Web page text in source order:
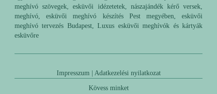
meghívó szövegek, esküvői idézetetek, nászajándék kérő versek,
meghívó, esküvői meghívó készítés Pest megyében, esküvői
meghívó tervezés Budapest, Luxus esküvői meghívók és kártyák
esküvőre
Impresszum Adatkezelési nyilatkozat
Kövess minket